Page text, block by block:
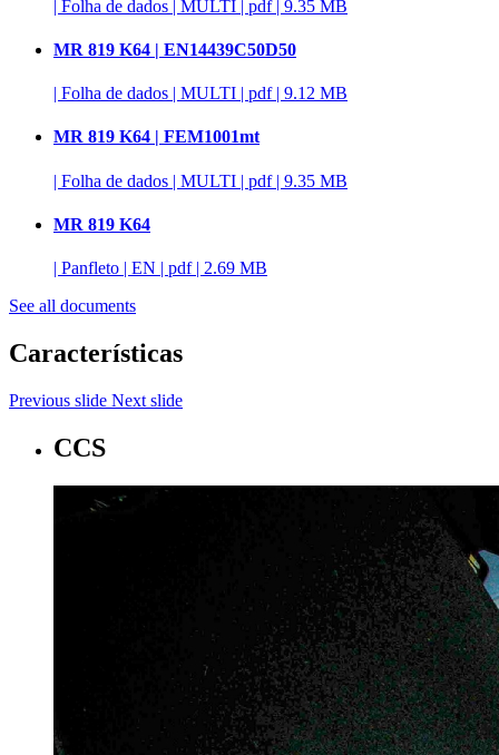
| Folha de dados | MULTI | pdf | 9.35 MB
MR 819 K64 | EN14439C50D50
| Folha de dados | MULTI | pdf | 9.12 MB
MR 819 K64 | FEM1001mt
| Folha de dados | MULTI | pdf | 9.35 MB
MR 819 K64
| Panfleto | EN | pdf | 2.69 MB
See all documents
Características
Previous slide Next slide
CCS